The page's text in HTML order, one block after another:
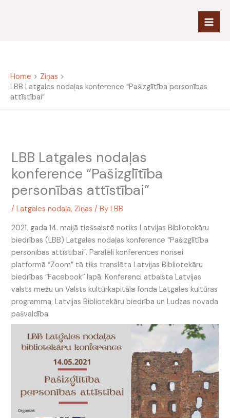
Home
Ziņas
LBB Latgales nodaļas konference “Pašizglītība personības
attīstībai”
LBB Latgales nodaļas
konference “Pašizglītība
personības attīstībai”
/Latgales nodaļa, Ziņas / ByLBB
2021. gada 14. maijā tiešsaistē notiks Latvijas Bibliotekāru
biedrības (LBB) Latgales nodaļas konference “Pašizglītība
personības attīstībai”. Paralēli konferences norisei
platformā “Zoom” tā tiks translēta Latvijas Bibliotekāru
biedrības “Facebook” lapā. Konferenci atbalsta Latvijas
valsts mežu un Valsts kultūrkapitāla fonda Latgales kultūras
programma, Latvijas Bibliotekāru biedrība un Ludzas novada
pašvaldība.